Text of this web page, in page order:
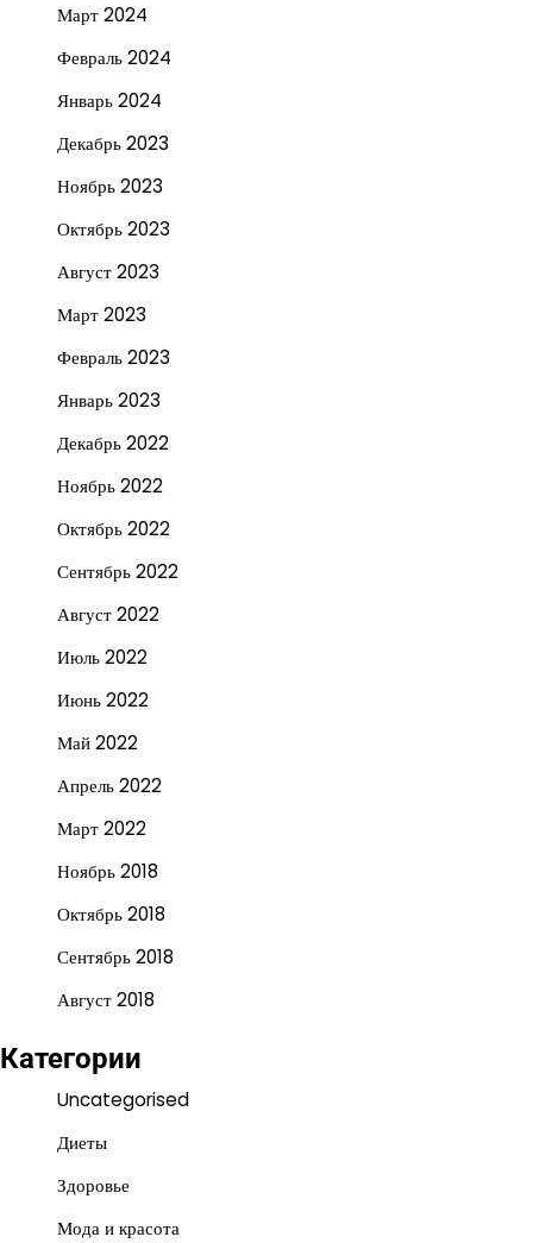
Март 2024
Февраль 2024
Январь 2024
Декабрь 2023
Ноябрь 2023
Октябрь 2023
Август 2023
Март 2023
Февраль 2023
Январь 2023
Декабрь 2022
Ноябрь 2022
Октябрь 2022
Сентябрь 2022
Август 2022
Июль 2022
Июнь 2022
Май 2022
Апрель 2022
Март 2022
Ноябрь 2018
Октябрь 2018
Сентябрь 2018
Август 2018
Категории
Uncategorised
Диеты
Здоровье
Мода и красота